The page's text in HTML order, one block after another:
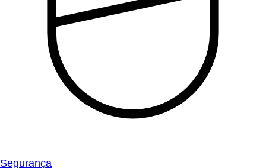
Segurança